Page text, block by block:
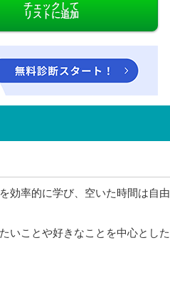
チェックして
リストに追加
効率的に学び、空いた時間は自由
いことや好きなことを中心とした